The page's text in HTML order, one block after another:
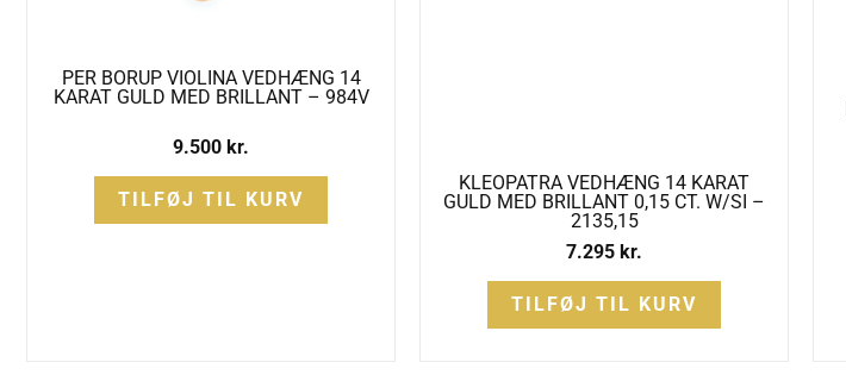
PER BORUP VIOLINA VEDHÆNG 14
KARAT GULD MED BRILLANT – 984V
9.500 kr.
TILFØJ TIL KURV
KLEOPATRA VEDHÆNG 14 KARAT
GULD MED BRILLANT 0,15 CT. W/SI –
2135,15
7.295 kr.
TILFØJ TIL KURV